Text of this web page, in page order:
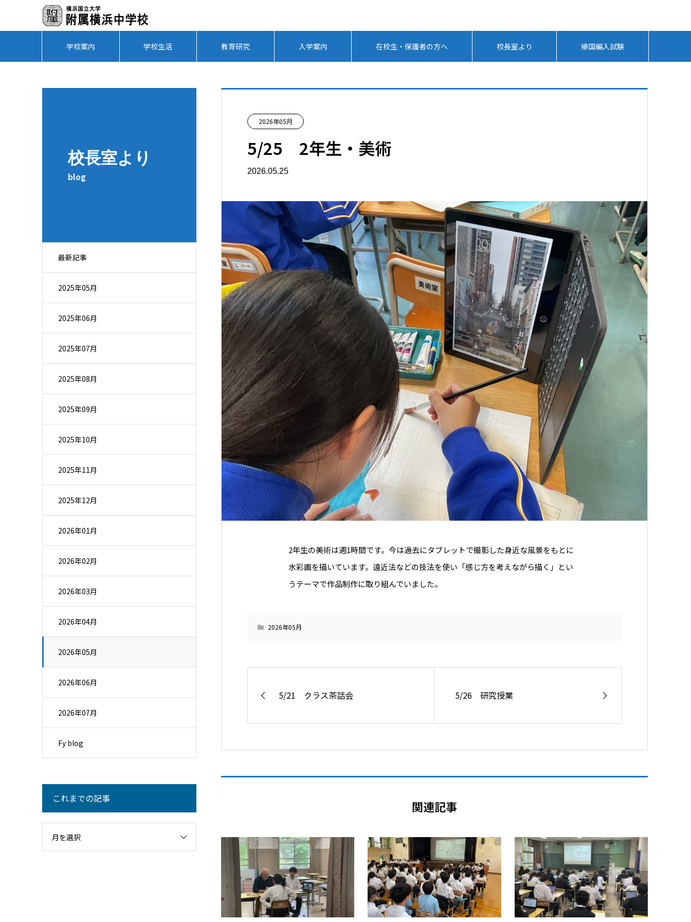
学校案内 学校生活 教育研究 入学案内 在校生・保護者の方へ 校長室より 帰国編入試験
校長室より
blog
最新記事
2025年05月
2025年06月
2025年07月
2025年08月
2025年09月
2025年10月
2025年11月
2025年12月
2026年01月
2026年02月
2026年03月
2026年04月
2026年05月
2026年06月
2026年07月
Fy blog
2026年05月
5/25 2年生・美術
2026.05.25
2年生の美術は週1時間です。今は過去にタブレットで撮影した身近な風景をもとに
水彩画を描いています。遠近法などの技法を使い「感じ方を考えながら描く」とい
うテーマで作品制作に取り組んでいました。
2026年05月
5/21 クラス茶話会 5/26 研究授業
関連記事
これまでの記事
月を選択